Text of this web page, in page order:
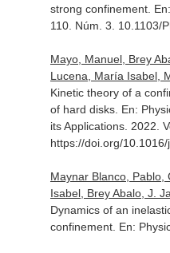
strong confinement.
110. Núm. 3. 10.1103/
Mayo, Manuel, Brey
Lucena, María Isabel,
Kinetic theory of a
of hard disks. En:
its Applications. 2022.
https://doi.org/
Maynar Blanco,
Isabel, Brey Abalo, J.
Dynamics of an
confinement. En: